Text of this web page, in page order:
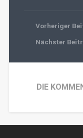
Vorheriger
Nächster
DIE